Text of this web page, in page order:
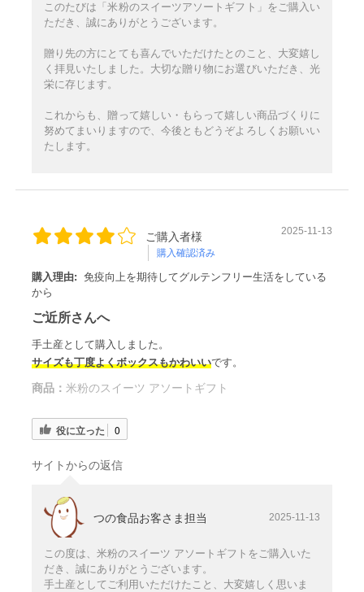
このたびは「米粉のスイーツアソートギフト」をご購入い
ただき、誠にありがとうございます。
贈り先の方にとても喜んでいただけたとのこと、大変嬉し
く拝見いたしました。大切な贈り物にお選びいただき、光
栄に存じます。
これからも、贈って嬉しい・もらって嬉しい商品づくりに
努めてまいりますので、今後ともどうぞよろしくお願いい
たします。
ご購入者様
購入確認済み
2025-11-13
購入理由: 免疫向上を期待してグルテンフリー生活をしている
から
ご近所さんへ
手土産として購入しました。
サイズも丁度よくボックスもかわいいです。
商品： 米粉のスイーツ アソートギフト
役に立った 0
サイトからの返信
つの食品お客さま担当 2025-11-13
この度は、米粉のスイーツ アソートギフトをご購入いた
だき、誠にありがとうございます。
手土産としてご利用いただけたこと、大変嬉しく思いま